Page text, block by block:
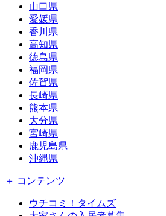
山口県
愛媛県
香川県
高知県
徳島県
福岡県
佐賀県
長崎県
熊本県
大分県
宮崎県
鹿児島県
沖縄県
＋ コンテンツ
ウチコミ！タイムズ